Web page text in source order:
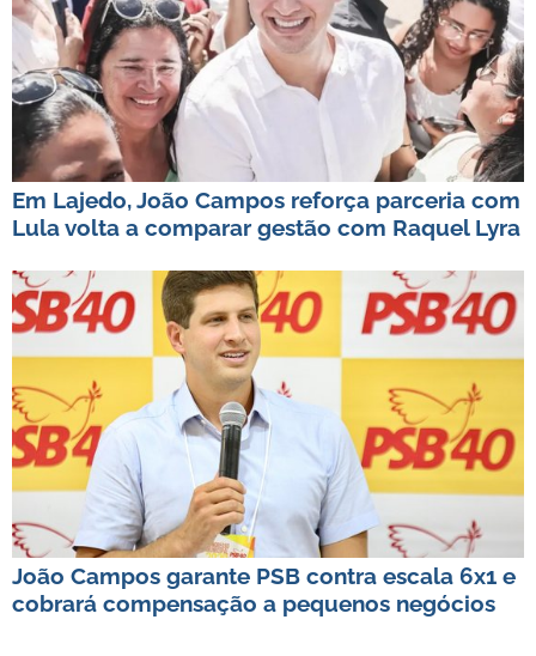
Em Lajedo, João Campos reforça parceria com
Lula volta a comparar gestão com Raquel Lyra
João Campos garante PSB contra escala 6x1 e
cobrará compensação a pequenos negócios